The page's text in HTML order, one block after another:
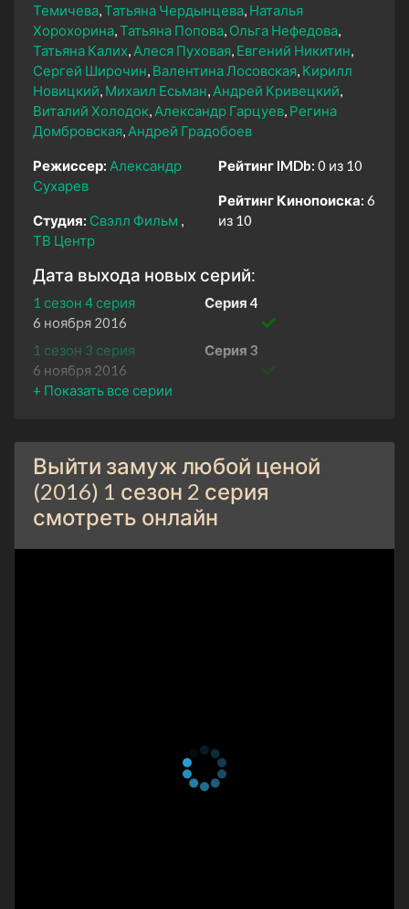
Темичева Татьяна Чердынцева Наталья
Хорохорина Татьяна Попова Ольга Нефедова
Татьяна Калих Алеся Пуховая Евгений Никитин
Сергей Широчин Валентина Лосовская Кирилл
Новицкий Михаил Есьман Андрей Кривецкий
Виталий Холодок Александр Гарцуев Регина
Домбровская Андрей Градобоев
Режиссер: Александр
Сухарев
Студия: Свэлл Фильм
ТВ Центр
Рейтинг IMDb: 0 из 10
Рейтинг Кинопоиска: 6
из 10
Дата выхода новых серий:
1 сезон 4 серия
Серия 4
6 ноября 2016
1 сезон 3 серия
Серия 3
6 ноября 2016
1 сезон 2 серия
1 сезон 1 серия
Серия 1
6 ноября 2016
Выйти замуж любой ценой
(2016) 1 сезон 2 серия
смотреть онлайн